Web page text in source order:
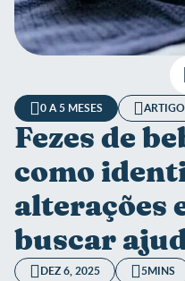
0 A 5 MESES ARTIGO
Fezes de
como
alterações
buscar
DEZ 6, 2025 5MINS